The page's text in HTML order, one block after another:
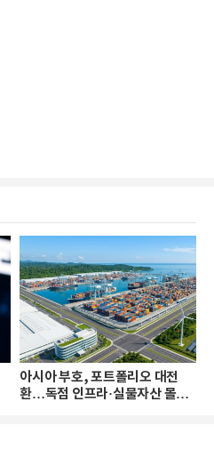
아시아 부호, 포트폴리오 대전
환…독점 인프라·실물자산 몰린